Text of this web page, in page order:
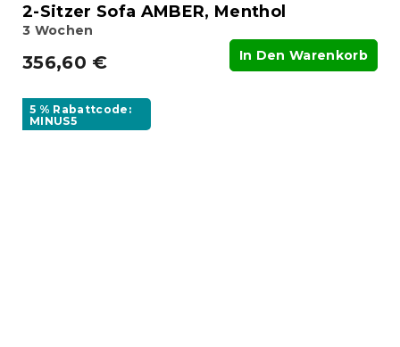
2-Sitzer Sofa AMBER, Menthol
3 Wochen
356,60 € In Den Warenkorb
5 % Rabattcode:
MINUS5